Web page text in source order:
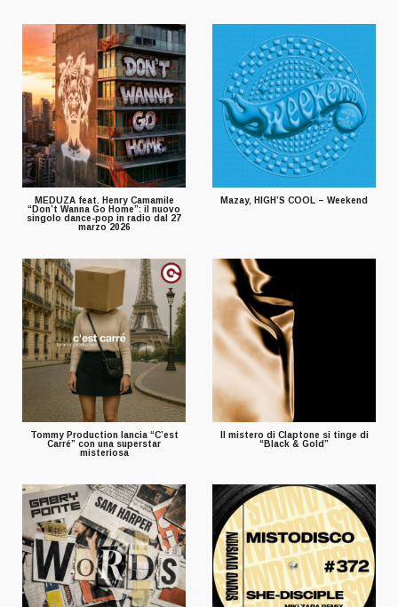
MEDUZA feat. Henry Camamile
“Don’t Wanna Go Home”: il nuovo
singolo dance-pop in radio dal 27
marzo 2026
Mazay, HIGH’S COOL – Weekend
Tommy Production lancia “C’est
Carré” con una superstar
misteriosa
Il mistero di Claptone si tinge di
“Black & Gold”